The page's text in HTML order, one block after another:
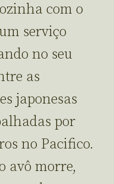
com o
serviço
no seu
as
japonesas
por
no Pacifico.
avô morre,